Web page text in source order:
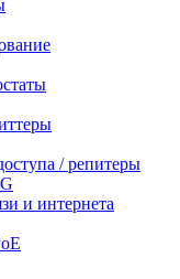
/ репитеры
и интернета